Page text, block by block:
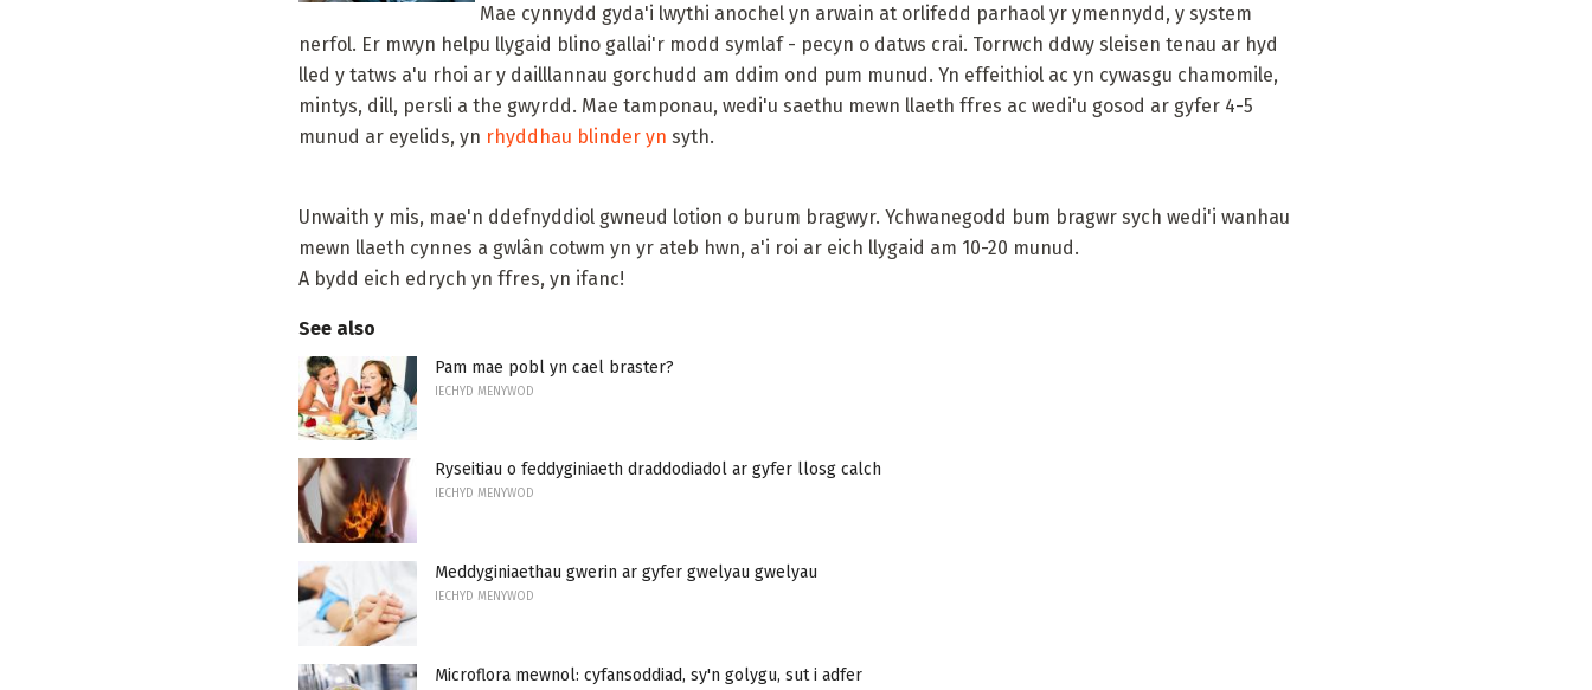
Mae cynnydd gyda'i lwythi anochel yn arwain at orlifedd parhaol yr ymennydd, y system
nerfol. Er mwyn helpu llygaid blino gallai'r modd symlaf - pecyn o datws crai. Torrwch ddwy sleisen tenau ar hyd
lled y tatws a'u rhoi ar y dailllannau gorchudd am ddim ond pum munud. Yn effeithiol ac yn cywasgu chamomile,
mintys, dill, persli a the gwyrdd. Mae tamponau, wedi'u saethu mewn llaeth ffres ac wedi'u gosod ar gyfer 4-5
munud ar eyelids, yn rhyddhau blinder yn syth.
Unwaith y mis, mae'n ddefnyddiol gwneud lotion o burum bragwyr. Ychwanegodd bum bragwr sych wedi'i wanhau
mewn llaeth cynnes a gwlân cotwm yn yr ateb hwn, a'i roi ar eich llygaid am 10-20 munud.
A bydd eich edrych yn ffres, yn ifanc!
See also
Pam mae pobl yn cael braster?
IECHYD MENYWOD
Ryseitiau o feddyginiaeth draddodiadol ar gyfer llosg calch
IECHYD MENYWOD
Meddyginiaethau gwerin ar gyfer gwelyau gwelyau
IECHYD MENYWOD
Microflora mewnol: cyfansoddiad, sy'n golygu, sut i adfer